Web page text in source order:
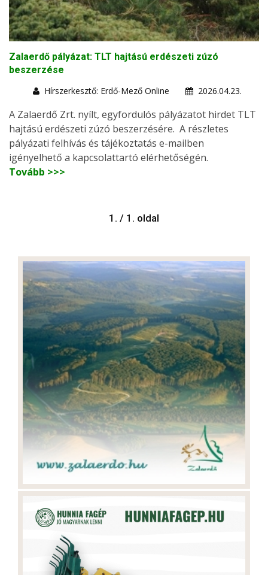
Zalaerdő pályázat: TLT hajtású erdészeti zúzó
beszerzése
Hírszerkesztő: Erdő-Mező Online
2026.04.23.
A Zalaerdő Zrt. nyílt, egyfordulós pályázatot hirdet TLT
hajtású erdészeti zúzó beszerzésére. A részletes
pályázati felhívás és tájékoztatás e-mailben
igényelhető a kapcsolattartó elérhetőségén.
Tovább >>>
1. / 1. oldal